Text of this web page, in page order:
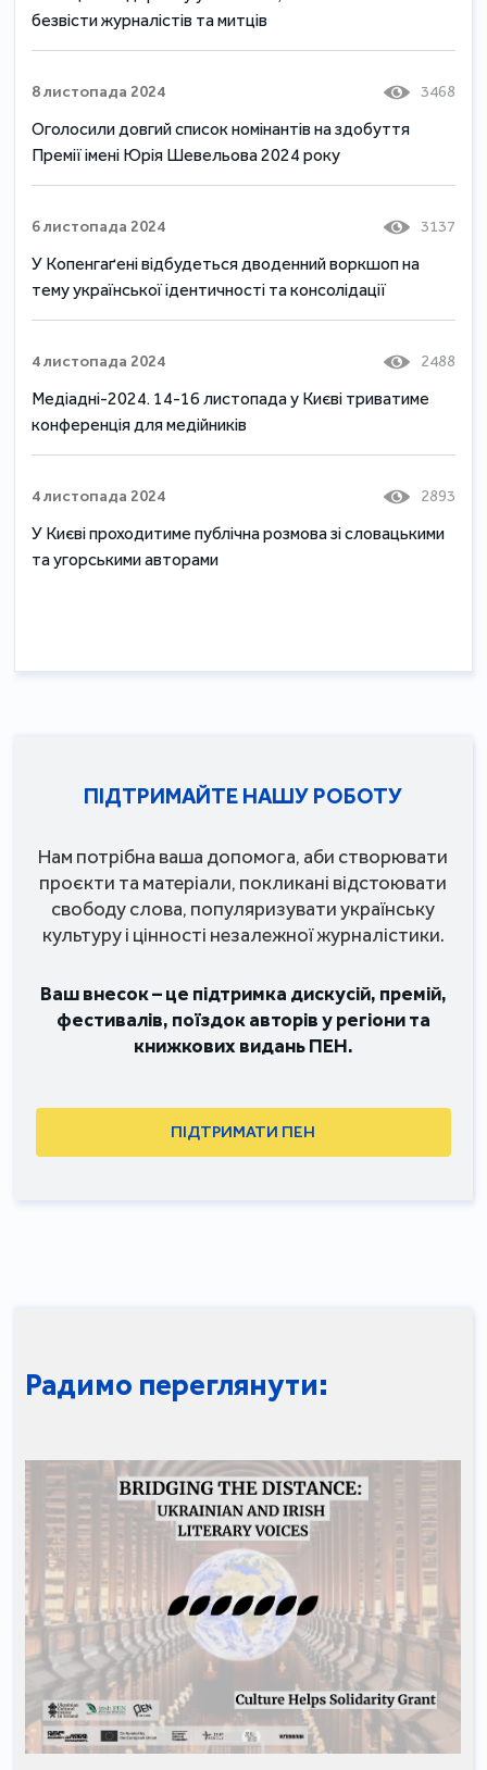
безвісти журналістів та митців
8 листопада 2024 3468
Оголосили довгий список номінантів на здобуття
Премії імені Юрія Шевельова 2024 року
6 листопада 2024 3137
У Копенгаґені відбудеться дводенний воркшоп на
тему української ідентичності та консолідації
4 листопада 2024 2488
Медіадні-2024. 14-16 листопада у Києві триватиме
конференція для медійників
4 листопада 2024 2893
У Києві проходитиме публічна розмова зі словацькими
та угорськими авторами
ПІДТРИМАЙТЕ НАШУ РОБОТУ
Нам потрібна ваша допомога, аби створювати
проєкти та матеріали, покликані відстоювати
свободу слова, популяризувати українську
культуру і цінності незалежної журналістики.
Ваш внесок – це підтримка дискусій, премій,
фестивалів, поїздок авторів у регіони та
книжкових видань ПЕН.
ПІДТРИМАТИ ПЕН
Радимо переглянути: